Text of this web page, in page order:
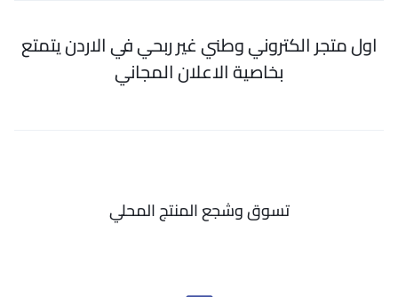
اول متجر الكتروني وطني غير ربحي في الاردن يتمتع
بخاصية الاعلان المجاني
تسوق وشجع المنتج المحلي